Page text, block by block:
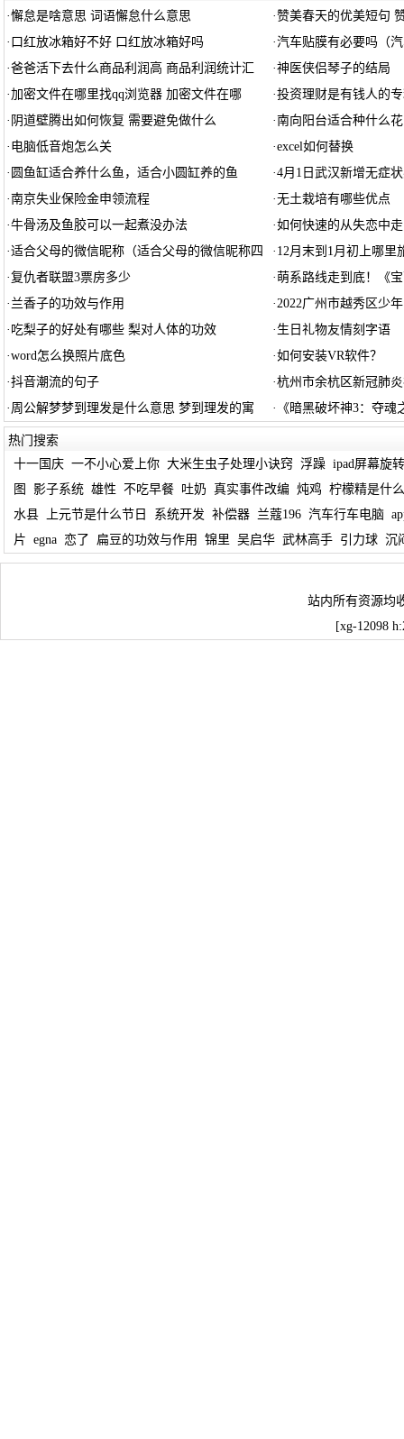
·懈怠是啥意思 词语懈怠什么意思 ·赞美春天的优美短句
· 口红放冰箱好不好 口红放冰箱好吗 ·汽车贴膜有必要吗（
·爸爸活下去什么商品利润高 商品利润统计汇 ·神医侠侣琴子的结局
·加密文件在哪里找qq浏览器 加密文件在哪 ·投资理财是有钱人的
· 阴道壁腾出如何恢复 需要避免做什么 ·南向阳台适合种什么
· 电脑低音炮怎么关 ·excel如何替换
· 圆鱼缸适合养什么鱼，适合小圆缸养的鱼 ·4月1日武汉新增无症
·南京失业保险金申领流程 ·无土栽培有哪些优点
·牛骨汤及鱼胶可以一起煮没办法 ·如何快速的从失恋中
·适合父母的微信昵称（适合父母的微信昵称四 · 12月末到1月初上哪里
·复仇者联盟3票房多少 · 萌系路线走到底！《
· 兰香子的功效与作用 ·2022广州市越秀区少
· 吃梨子的好处有哪些 梨对人体的功效 · 生日礼物友情刻字语
·word怎么换照片底色 ·如何安装VR软件？
·抖音潮流的句子 ·杭州市余杭区新冠肺
· 周公解梦梦到理发是什么意思 梦到理发的寓 · 《暗黑破坏神3：夺魂
热门搜索
十一国庆 一不小心爱上你 大米生虫子处理小诀窍 浮躁 ipad屏幕旋
图
影子系统 雄性 不吃早餐 吐奶 真实事件改编 炖鸡 柠檬精是什
水县
上元节是什么节日 系统开发 补偿器 兰蔻196 汽车行车电脑
片 egna 恋了 扁豆的功效与作用 锦里 吴启华 武林高手 引力球 沉
站内所有资源均
[xg-12098